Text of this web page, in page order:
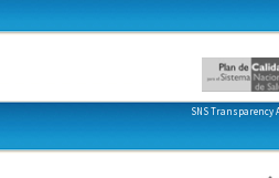
SNS Transparency